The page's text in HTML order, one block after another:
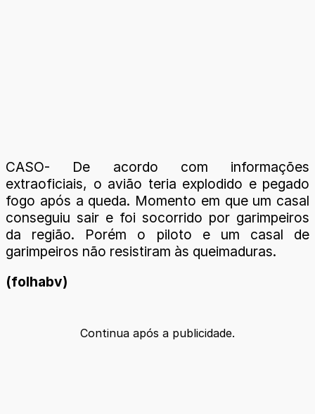
CASO- De acordo com informações
extraoficiais, o avião teria explodido e pegado
fogo após a queda. Momento em que um casal
conseguiu sair e foi socorrido por garimpeiros
da região. Porém o piloto e um casal de
garimpeiros não resistiram às queimaduras.
(folhabv)
Continua após a publicidade.